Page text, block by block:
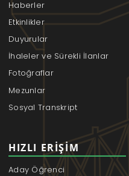
Haberler
Etkinlikler
Duyurular
İhaleler ve Sürekli İlanlar
Fotoğraflar
Mezunlar
Sosyal Transkript
HIZLI ERIŞIM
Aday Öğrenci